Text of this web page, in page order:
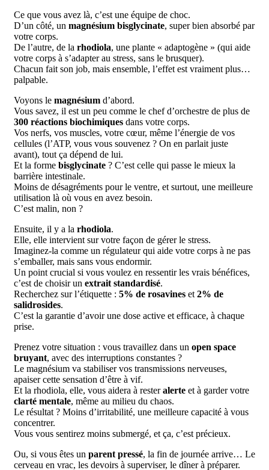
Ce que vous avez là, c’est une équipe de choc.
D’un côté, un magnésium bisglycinate, super bien absorbé par
votre corps.
De l’autre, de la rhodiola, une plante « adaptogène » (qui aide
votre corps à s’adapter au stress, sans le brusquer).
Chacun fait son job, mais ensemble, l’effet est vraiment plus…
palpable.
Voyons le magnésium d’abord.
Vous savez, il est un peu comme le chef d’orchestre de plus de
300 réactions biochimiques dans votre corps.
Vos nerfs, vos muscles, votre cœur, même l’énergie de vos
cellules (l’ATP, vous vous souvenez ? On en parlait juste
avant), tout ça dépend de lui.
Et la forme bisglycinate ? C’est celle qui passe le mieux la
barrière intestinale.
Moins de désagréments pour le ventre, et surtout, une meilleure
utilisation là où vous en avez besoin.
C’est malin, non ?
Ensuite, il y a la rhodiola.
Elle, elle intervient sur votre façon de gérer le stress.
Imaginez-la comme un régulateur qui aide votre corps à ne pas
s’emballer, mais sans vous endormir.
Un point crucial si vous voulez en ressentir les vrais bénéfices,
c’est de choisir un extrait standardisé.
Recherchez sur l’étiquette : 5% de rosavines et 2% de
salidrosides.
C’est la garantie d’avoir une dose active et efficace, à chaque
prise.
Prenez votre situation : vous travaillez dans un open space
bruyant, avec des interruptions constantes ?
Le magnésium va stabiliser vos transmissions nerveuses,
apaiser cette sensation d’être à vif.
Et la rhodiola, elle, vous aidera à resteralerte et à garder votre
clarté mentale, même au milieu du chaos.
Le résultat ? Moins d’irritabilité, une meilleure capacité à vous
concentrer.
Vous vous sentirez moins submergé, et ça, c’est précieux.
Ou, si vous êtes un parent pressé, la fin de journée arrive… Le
cerveau en vrac, les devoirs à superviser, le dîner à préparer.